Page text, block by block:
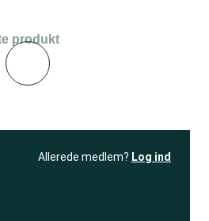
produkt
Allerede medlem? Log ind